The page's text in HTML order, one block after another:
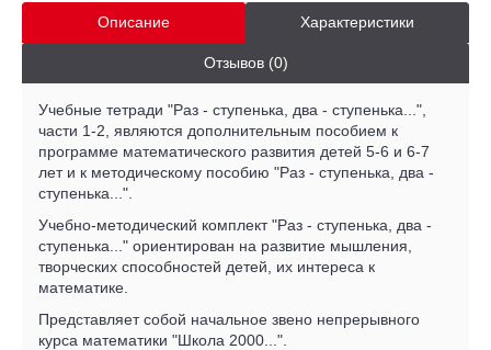
Описание Характеристики
Отзывов (0)
Учебные тетради "Раз - ступенька, два - ступенька...",
части 1-2, являются дополнительным пособием к
программе математического развития детей 5-6 и 6-7
лет и к методическому пособию "Раз - ступенька, два -
ступенька...".
Учебно-методический комплект "Раз - ступенька, два -
ступенька..." ориентирован на развитие мышления,
творческих способностей детей, их интереса к
математике.
Представляет собой начальное звено непрерывного
курса математики "Школа 2000...".